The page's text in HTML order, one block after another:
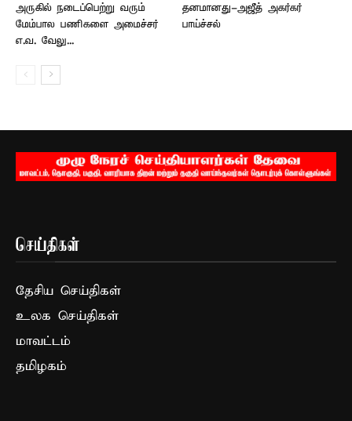
அருகில் நடைப்பெற்று வரும்
மேம்பால பணிகளை அமைச்சர்
எ.வ. வேலு...
தனமானது-அஜீத் அகர்கர்
பாய்ச்சல்
செய்திகள்
தேசிய செய்திகள்
உலக செய்திகள்
மாவட்டம்
தமிழகம்